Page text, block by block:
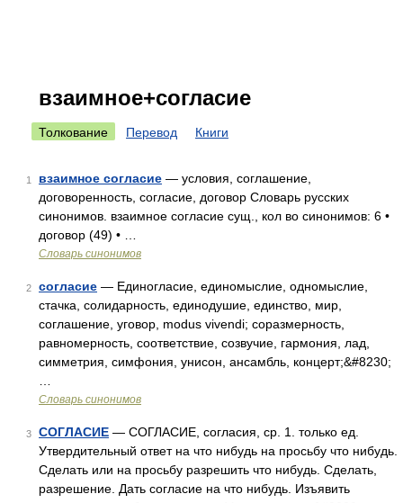
взаимное+согласие
Толкование Перевод Книги
1 взаимное согласие — условия, соглашение,
договоренность, согласие, договор Словарь русских
синонимов. взаимное согласие сущ., кол во синонимов: 6 •
договор (49) • …
Словарь синонимов
2 согласие — Единогласие, единомыслие, одномыслие,
стачка, солидарность, единодушие, единство, мир,
соглашение, уговор, modus vivendi; соразмерность,
равномерность, соответствие, созвучие, гармония, лад,
симметрия, симфония, унисон, ансамбль, концерт;&#8230;
Словарь синонимов
3 СОГЛАСИЕ — СОГЛАСИЕ, согласия, ср. 1. только ед.
Утвердительный ответ на что нибудь на просьбу что нибудь.
Сделать или на просьбу разрешить что нибудь. Сделать,
разрешение. Дать согласие на что нибудь. Изъявить